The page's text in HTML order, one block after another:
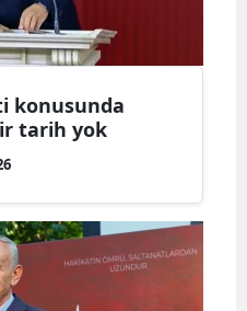
konusunda
tarih yok